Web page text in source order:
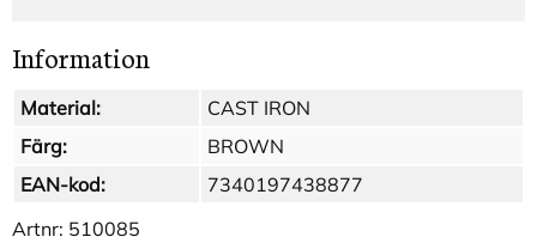
Information
Material:
CAST IRON
Färg:
BROWN
EAN-kod:
7340197438877
Artnr: 510085